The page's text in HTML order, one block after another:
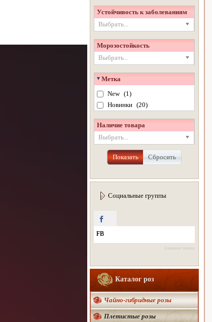
Устойчивость к заболеваниям
Выбрать...
Морозостойкость
Выбрать...
Метка
New (1)
Новинки (20)
Наличие товара
Выбрать...
Показать Сбросить
Социальные группы
FB
FB
Extension Joomla
Каталог роз
Чайно-гибридные розы
Плетистые розы